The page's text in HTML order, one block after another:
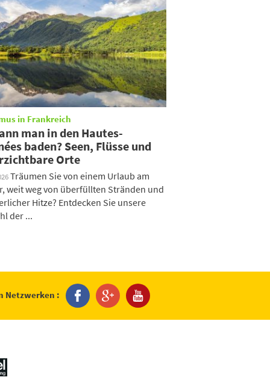
in Frankreich
man in den Hautes-
baden? Seen, Flüsse und
Orte
Träumen Sie von einem Urlaub am
weit weg von überfüllten Stränden und
Hitze? Entdecken Sie unsere
der ...
Netzwerken :